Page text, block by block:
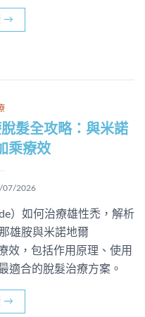
→
髮全攻略：與米諾
乘療效
07/2026
）如何治療雄性禿，解析
雄胺與米諾地爾
效，包括作用原理、使用
適合的脫髮治療方案。
→